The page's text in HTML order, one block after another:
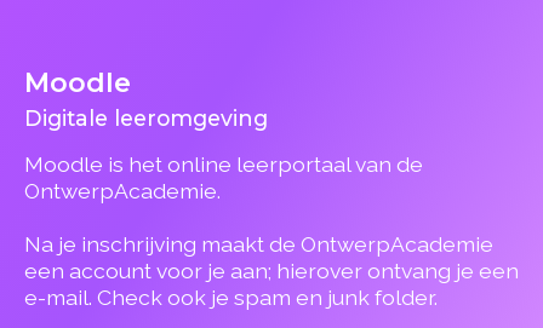
Moodle
Digitale leeromgeving
Moodle is het online leerportaal van de
OntwerpAcademie.
Na je inschrijving maakt de OntwerpAcademie
een account voor je aan; hierover ontvang je een
e-mail. Check ook je spam en junk folder.